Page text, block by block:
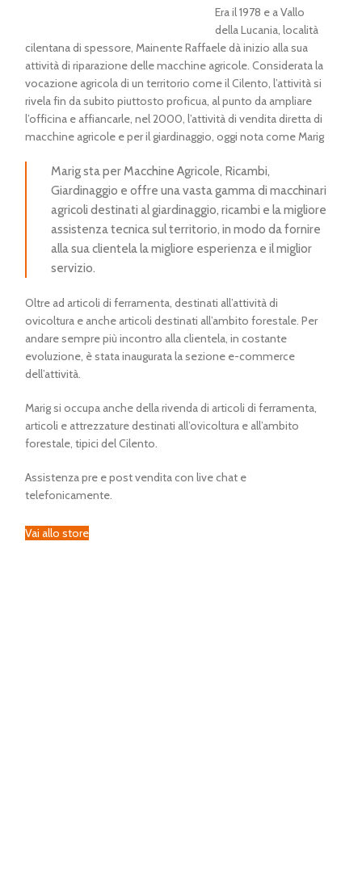
Era il 1978 e a Vallo
della Lucania, località
cilentana di spessore, Mainente Raffaele dà inizio alla sua
attività di riparazione delle macchine agricole. Considerata la
vocazione agricola di un territorio come il Cilento, l’attività si
rivela fin da subito piuttosto proficua, al punto da ampliare
l’officina e affiancarle, nel 2000, l’attività di vendita diretta di
macchine agricole e per il giardinaggio, oggi nota comeMarig
Marig sta perMacchine Agricole, Ricambi,
Giardinaggio e offre una vasta gamma di macchinari
agricoli destinati al giardinaggio, ricambi e la migliore
assistenza tecnica sul territorio, in modo da fornire
alla sua clientela la migliore esperienza e il miglior
servizio.
Oltre ad articoli di ferramenta, destinati all’attività di
ovicoltura e anche articoli destinati all’ambito forestale. Per
andare sempre più incontro alla clientela, in costante
evoluzione, è stata inaugurata la sezione e-commerce
dell’attività.
Marig si occupa anche della rivenda di articoli di ferramenta,
articoli e attrezzature destinati all’ovicoltura e all’ambito
forestale, tipici del Cilento.
Assistenza pre e post vendita con live chat e
telefonicamente.
Vai allo store